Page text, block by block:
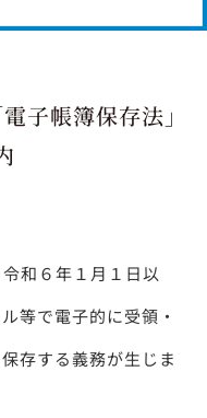
子帳簿保存法｣
和６年１月１日以
等で電子的に受領・
存する義務が生じま